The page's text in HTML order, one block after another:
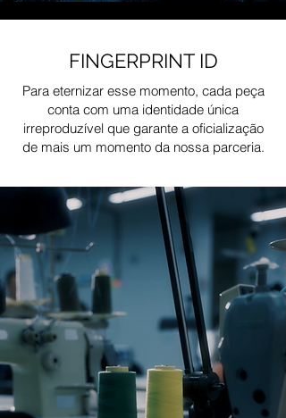
FINGERPRINT ID
Para eternizar esse momento, cada peça
conta com uma identidade única
irreproduzível que garante a oficialização
de mais um momento da nossa parceria.